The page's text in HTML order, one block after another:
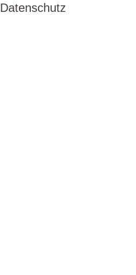
Datenschutz